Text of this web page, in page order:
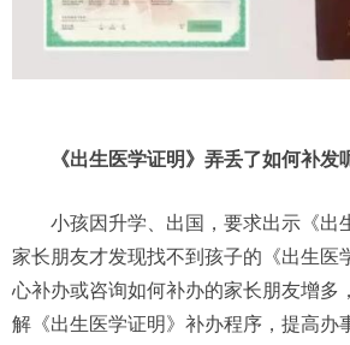
《出生医学证明》弄丢了如何补发
小孩因升学、出国，要求出示《出
家长朋友才发现找不到孩子的《出生医
心补办或咨询如何补办的家长朋友增多
解《出生医学证明》补办程序，提高办